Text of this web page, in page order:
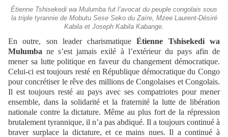
Étienne Tshisekedi wa Mulumba fut l’avocat du peuple congolais sous
la triple tyrannie de Mobutu Sese Seko du Zaïre, Mzee Laurent-Désiré
Kabila et Joseph Kabila Kabange.
En outre, son leader charismatiqueÉtienne Tshisekedi wa
Mulumba ne s’est jamais exilé à l’extérieur du pays afin de
mener sa lutte politique en faveur du changement démocratique.
Celui-ci est toujours resté en République démocratique du Congo
pour concrétiser le rêve des millions de Congolaises et Congolais.
Il est toujours resté au pays avec ses compatriotes pour mener
ensemble, dans la solidarité et la fraternité la lutte de libération
nationale contre la dictature. Même au plus fort de la répression
brutalement tyrannique, il n’a pas abdiqué. Il a toujours continué à
braver surplace la dictature, et ce mains nues. Il a continué à